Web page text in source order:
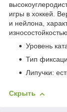
игры в хоккей.
и нейлона,
Уровень
Тип
Липучки:
Скрыть